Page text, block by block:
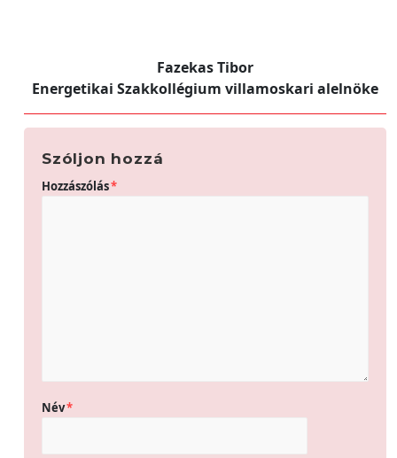
Fazekas Tibor
Energetikai Szakkollégium villamoskari alelnöke
Szóljon hozzá
Hozzászólás*
Név*